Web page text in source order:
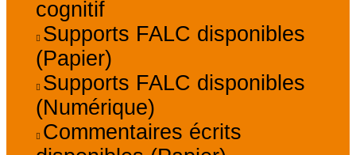
cognitif
Supports FALC disponibles
(Papier)
Supports FALC disponibles
(Numérique)
Commentaires écrits